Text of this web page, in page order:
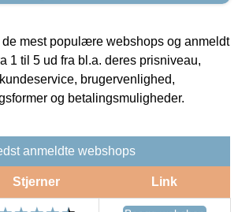
mest populære webshops og anmeldt
1 til 5 ud fra bl.a. deres prisniveau,
brugervenlighed,
og betalingsmuligheder.
anmeldte webshops
Stjerner Link